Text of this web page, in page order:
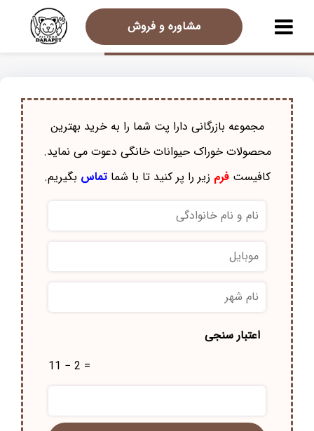
مشاوره و فروش
مجموعه بازرگانی دارا پت شما را به خرید بهترین
محصولات خوراک حيوانات خانگی دعوت می نماید.
کافیستفرم زیر را پر کنید تا با شماتماس بگیریم.
نام
و
خانوادگی
موبایل
نام
شهر
*
اعتبار سنجی
11 − 2 =